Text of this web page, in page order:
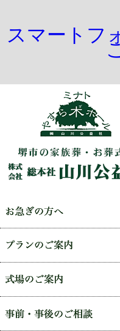
スマートフ